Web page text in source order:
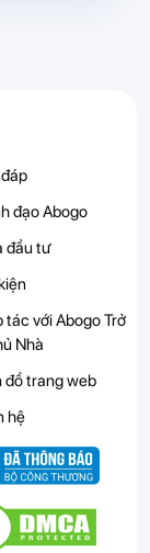
đạo Abogo
đầu tư
tác với Abogo Trở
Nhà
đồ trang web
hệ